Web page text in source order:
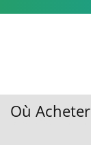
Où Acheter
Où Acheter